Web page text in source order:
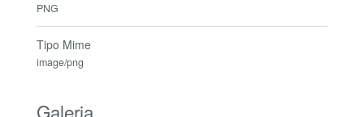
PNG
Tipo Mime
image/png
Galeria